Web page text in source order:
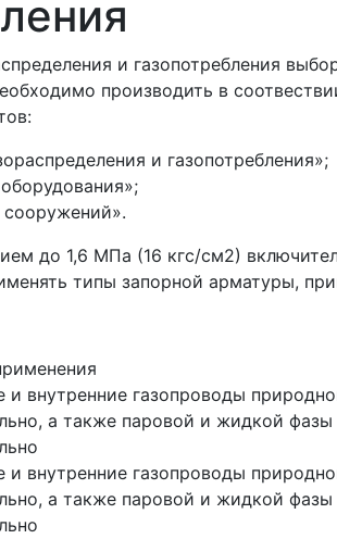
и газопотребления
производить в
и газопотребления»;
до 1,6 МПа (16 кгс/см2)
типы запорной арматуры,
внутренние газопроводы
а также паровой и жидкой
внутренние газопроводы
а также паровой и жидкой